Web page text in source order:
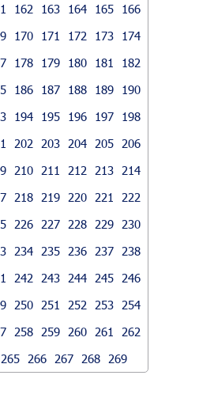
162 163 164 165
166
170 171 172 173
174
178 179 180 181
182
186 187 188 189
190
194 195 196 197
198
202 203 204 205
206
210 211 212 213
214
218 219 220 221
222
226 227 228 229
230
234 235 236 237
238
242 243 244 245
246
250 251 252 253
254
258 259 260 261
262
265 266 267 268 269